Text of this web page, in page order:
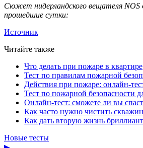
Сюжет нидерландского вещателя NOS
прошедшие сутки:
Источник
Читайте также
Что делать при пожаре в квартире
Тест по правилам пожарной
Действия при пожаре: онлайн-
Тест по пожарной безопасности
Онлайн-тест: сможете ли вы
Как часто нужно чистить
Как дать вторую жизнь
Новые тесты